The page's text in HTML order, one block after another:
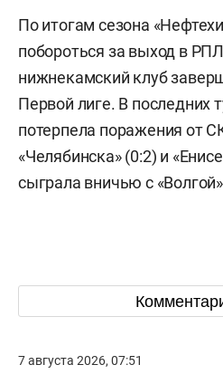
По итогам сезона
побороться за выход в
нижнекамский клуб
Первой лиге. В последних
потерпела поражения от
«Челябинска» (0:2) и
сыграла вничью с
7 августа 2026, 07:51